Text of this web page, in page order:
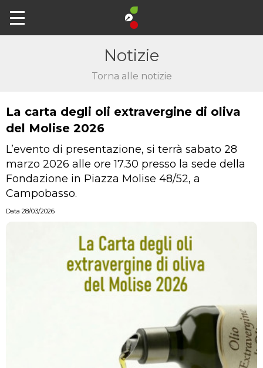
Notizie
Torna alle notizie
La carta degli oli extravergine di oliva
del Molise 2026
L’evento di presentazione, si terrà sabato 28
marzo 2026 alle ore 17.30 presso la sede della
Fondazione in Piazza Molise 48/52, a
Campobasso.
Data 28/03/2026